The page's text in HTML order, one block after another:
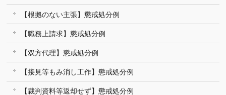
【根拠のない主張】懲戒処分例
【職務上請求】懲戒処分例
【双方代理】懲戒処分例
【接見等もみ消し工作】懲戒処分例
【裁判資料等返却せず】懲戒処分例